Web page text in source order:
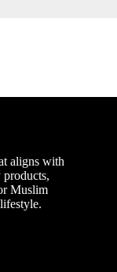
aligns with
Muslim